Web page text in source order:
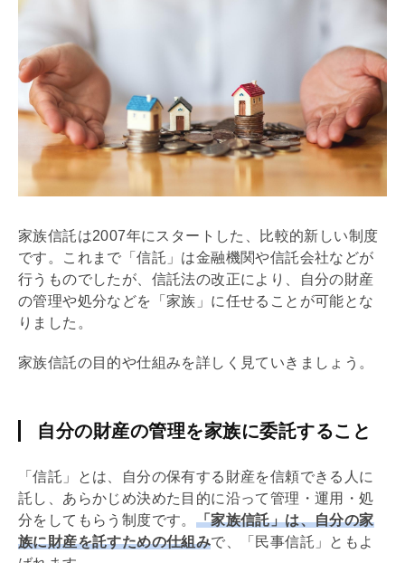
家族信託は2007年にスタートした、比較的新しい制度
です。これまで「信託」は金融機関や信託会社などが
行うものでしたが、信託法の改正により、自分の財産
の管理や処分などを「家族」に任せることが可能とな
りました。
家族信託の目的や仕組みを詳しく見ていきましょう。
自分の財産の管理を家族に委託すること
「信託」とは、自分の保有する財産を信頼できる人に
託し、あらかじめ決めた目的に沿って管理・運用・処
分をしてもらう制度です。 「家族信託」は、自分の家
族に財産を託すための仕組みで、「民事信託」ともよ